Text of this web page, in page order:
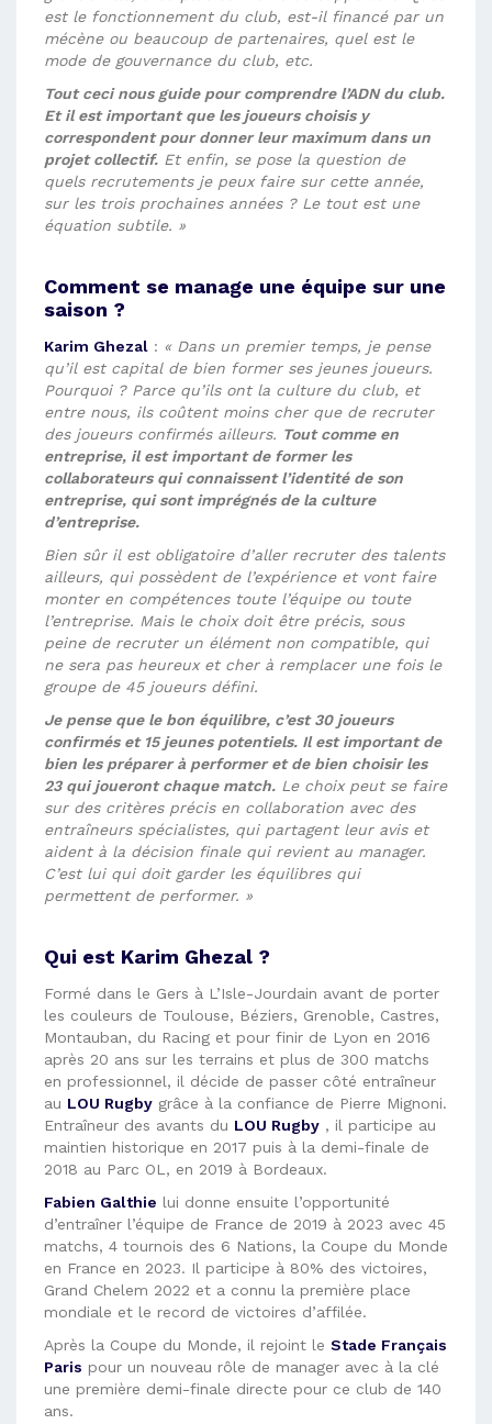
est le fonctionnement du club, est-il financé par un
mécène ou beaucoup de partenaires, quel est le
mode de gouvernance du club, etc.
Tout ceci nous guide pour comprendre l’ADN du club.
Et il est important que les joueurs choisis y
correspondent pour donner leur maximum dans un
projet collectif. Et enfin, se pose la question de
quels recrutements je peux faire sur cette année,
sur les trois prochaines années ? Le tout est une
équation subtile. »
Comment se manage une équipe sur une
saison ?
Karim Ghezal : « Dans un premier temps, je pense
qu’il est capital de bien former ses jeunes joueurs.
Pourquoi ? Parce qu’ils ont la culture du club, et
entre nous, ils coûtent moins cher que de recruter
des joueurs confirmés ailleurs. Tout comme en
entreprise, il est important de former les
collaborateurs qui connaissent l’identité de son
entreprise, qui sont imprégnés de la culture
d’entreprise.
Bien sûr il est obligatoire d’aller recruter des talents
ailleurs, qui possèdent de l’expérience et vont faire
monter en compétences toute l’équipe ou toute
l’entreprise. Mais le choix doit être précis, sous
peine de recruter un élément non compatible, qui
ne sera pas heureux et cher à remplacer une fois le
groupe de 45 joueurs défini.
Je pense que le bon équilibre, c’est 30 joueurs
confirmés et 15 jeunes potentiels. Il est important de
bien les préparer à performer et de bien choisir les
23 qui joueront chaque match. Le choix peut se faire
sur des critères précis en collaboration avec des
entraîneurs spécialistes, qui partagent leur avis et
aident à la décision finale qui revient au manager.
C’est lui qui doit garder les équilibres qui
permettent de performer. »
Qui est Karim Ghezal ?
Formé dans le Gers à L’Isle-Jourdain avant de porter
les couleurs de Toulouse, Béziers, Grenoble, Castres,
Montauban, du Racing et pour finir de Lyon en 2016
après 20 ans sur les terrains et plus de 300 matchs
en professionnel, il décide de passer côté entraîneur
au LOU Rugby grâce à la confiance de Pierre Mignoni.
Entraîneur des avants du LOU Rugby , il participe au
maintien historique en 2017 puis à la demi-finale de
2018 au Parc OL, en 2019 à Bordeaux.
Fabien Galthie lui donne ensuite l’opportunité
d’entraîner l’équipe de France de 2019 à 2023 avec 45
matchs, 4 tournois des 6 Nations, la Coupe du Monde
en France en 2023. Il participe à 80% des victoires,
Grand Chelem 2022 et a connu la première place
mondiale et le record de victoires d’affilée.
Après la Coupe du Monde, il rejoint le Stade Français
Paris pour un nouveau rôle de manager avec à la clé
une première demi-finale directe pour ce club de 140
ans.